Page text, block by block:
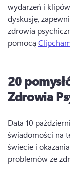
wydarzeń i
dyskusję,
zdrowia
pomocą
20
Zdrowia
Data 10
świadomości na
świecie i
problemów ze